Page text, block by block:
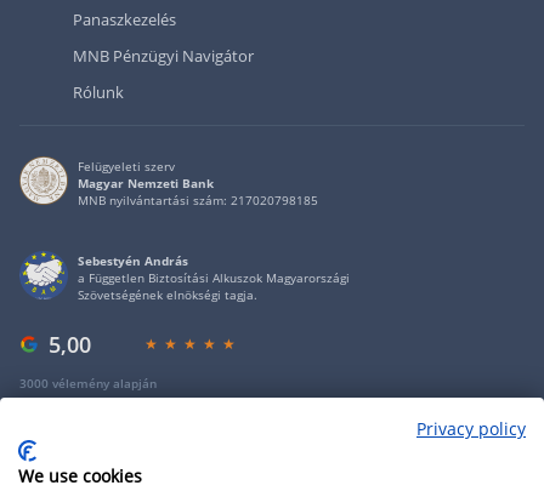
Panaszkezelés
MNB Pénzügyi Navigátor
Rólunk
Felügyeleti szerv
Magyar Nemzeti Bank
MNB nyilvántartási szám: 217020798185
Sebestyén András
a Független Biztosítási Alkuszok Magyarországi
Szövetségének elnökségi tagja.
5,00
3000 vélemény alapján
Privacy policy
We use cookies